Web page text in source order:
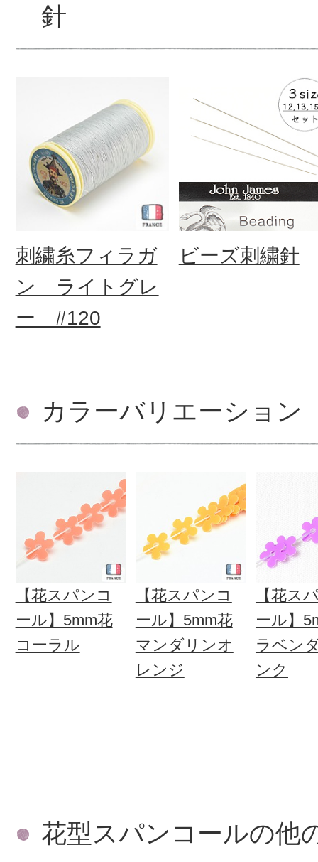
針
刺繍糸フィラガ
ン ライトグレ
ー #120
ビーズ刺繍針
カラーバリエーション
【花スパンコ
ール】5mm花
コーラル
【花スパンコ
ール】5mm花
マンダリンオ
レンジ
【花ス
ール】
ラベン
ンク
花型スパンコールの他